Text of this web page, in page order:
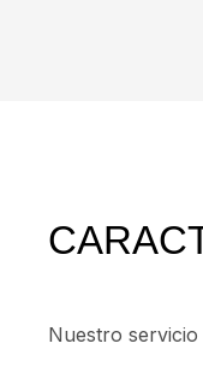
Nuestro servicio